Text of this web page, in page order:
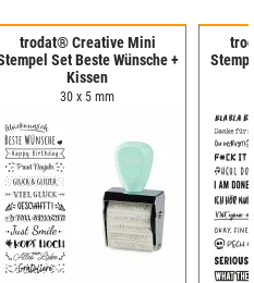
trodat® Creative Mini
Set Beste Wünsche +
Kissen
30 x 5 mm